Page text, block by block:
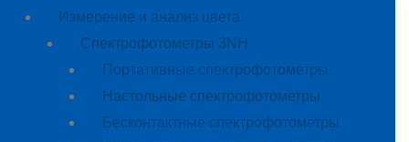
Измерение и анализ цвета
Спектрофотометры 3NH
Портативные спектрофотометры
Настольные спектрофотометры
Бесконтактные спектрофотометры